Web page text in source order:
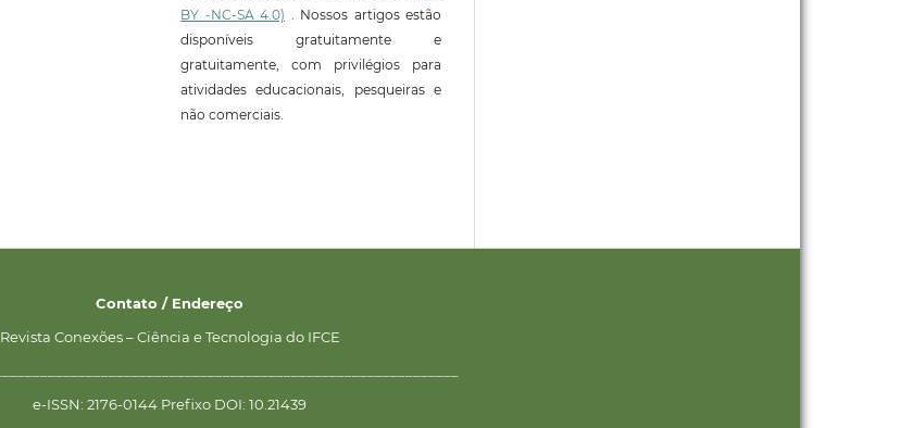
BY -NC-SA 4.0) . Nossos artigos estão
disponíveis gratuitamente e
gratuitamente, com privilégios para
atividades educacionais, pesqueiras e
não comerciais.
Contato / Endereço
Revista Conexões – Ciência e Tecnologia do IFCE
e-ISSN: 2176-0144 Prefixo DOI: 10.21439